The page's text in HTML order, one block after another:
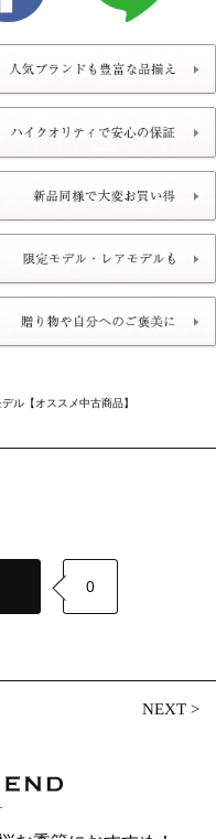
ル【オススメ中古商品】
0
NEXT>